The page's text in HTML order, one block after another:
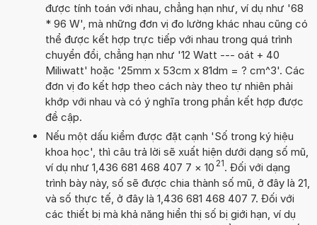
được tính toán với nhau, chẳng hạn như, ví dụ như '68
* 96 W', mà những đơn vị đo lường khác nhau cũng có
thể được kết hợp trực tiếp với nhau trong quá trình
chuyển đổi, chẳng hạn như '12 Watt --- oát + 40
Miliwatt' hoặc '25mm x 53cm x 81dm = ? cm^3'. Các
đơn vị đo kết hợp theo cách này theo tự nhiên phải
khớp với nhau và có ý nghĩa trong phần kết hợp được
đề cập.
Nếu một dấu kiểm được đặt cạnh 'Số trong ký hiệu
khoa học', thì câu trả lời sẽ xuất hiện dưới dạng số mũ,
ví dụ như 1,436 681 468 407 7 × 10 21. Đối với dạng
trình bày này, số sẽ được chia thành số mũ, ở đây là 21,
và số thực tế, ở đây là 1,436 681 468 407 7. Đối với
các thiết bị mà khả năng hiển thị số bị giới hạn, ví dụ